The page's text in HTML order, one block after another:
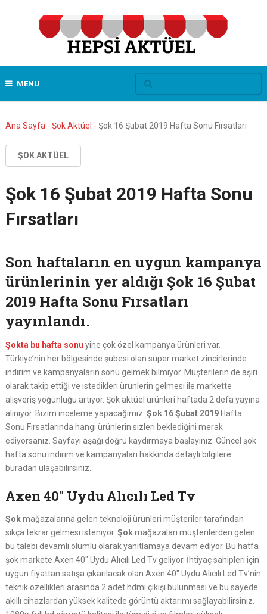
MENU
Ana Sayfa - Şok Aktüel - Şok 16 Şubat 2019 Hafta Sonu Fırsatları
ŞOK AKTÜEL
Şok 16 Şubat 2019 Hafta Sonu
Fırsatları
Son haftaların en uygun kampanya
ürünlerinin yer aldığı Şok 16 Şubat
2019 Hafta Sonu Fırsatları
yayınlandı.
Şokta bu hafta sonu yine çok özel kampanya ürünleri var.
Türkiye’nin her bölgesinde şubesi olan süper market zincirlerinde
indirim ve kampanyaların sonu gelmek bilmiyor. Müşterilerin de aşırı
olarak takip ettiği ve istedikleri ürünlerin gelmesi ile markette
alışveriş yoğunluğu artıyor. Şok aktüel ürünleri haftada 2 defa yayına
alınıyor. Bizim inceleme yapacağımız. Şok 16 Şubat 2019Hafta
Sonu Fırsatlarında hangi ürünlerin sizleri beklediğini merak
ediyorsanız. Sayfayı aşağı doğru kaydırmaya başlayınız. Güncel şok
hafta sonu indirim ve kampanyaları hakkında detaylı bilgilere
buradan ulaşabilirsiniz.
Axen 40″ Uydu Alıcılı Led Tv
Şokmağazalarına gelen teknoloji ürünleri müşteriler tarafından
sıkça tekrar gelmesi isteniyor. Şokmağazaları müşterilerden gelen
bu talebi devamlı olumlu olarak yanıtlamaya devam ediyor. Bu hatfa
şok markete Axen 40″ Uydu Alıcılı Led Tv geliyor. İhtiyaç sahipleri için
uygun fiyattan satışa çıkarılacak olan Axen 40″ Uydu Alıcılı Led Tv’nin
teknik özellikleri arasında 2 adet hdmi çıkışı bulunması ve bu sayede
akıllı cihazlardan yüksek kalitede görüntü aktarımı sağlayabilirsiniz.